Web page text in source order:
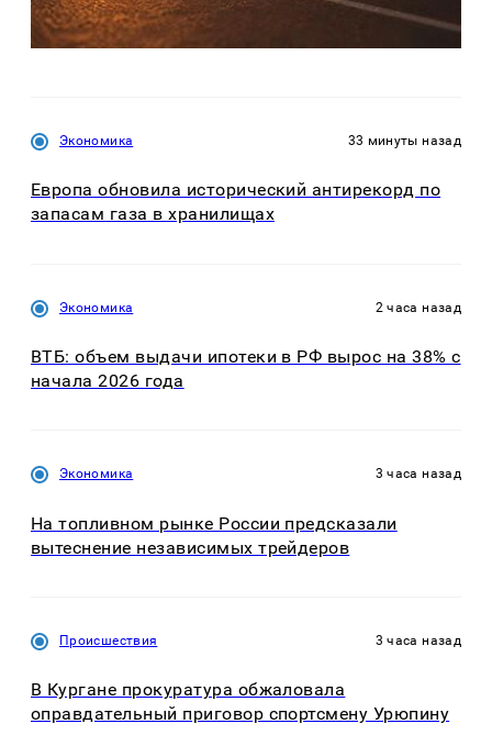
Экономика 33 минуты назад
Европа обновила исторический антирекорд по
запасам газа в хранилищах
Экономика 2 часа назад
ВТБ: объем выдачи ипотеки в РФ вырос на 38% с
начала 2026 года
Экономика 3 часа назад
На топливном рынке России предсказали
вытеснение независимых трейдеров
Происшествия 3 часа назад
В Кургане прокуратура обжаловала
оправдательный приговор спортсмену Урюпину